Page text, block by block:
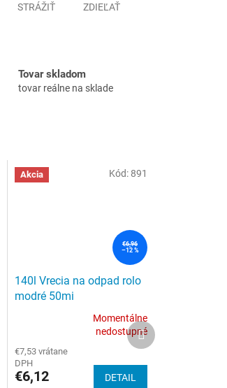
STRÁŽIŤ ZDIEĽAŤ
Tovar skladom
tovar reálne na sklade
Akcia
€6,96
–12 %
140l Vrecia na odpad rolo
modré 50mi
produktu
je
5,0
Momentálne
nedostupné
€7,53 vrátane
DPH
€6,12 DETAIL
Kód: 891
Ďalší
produkt